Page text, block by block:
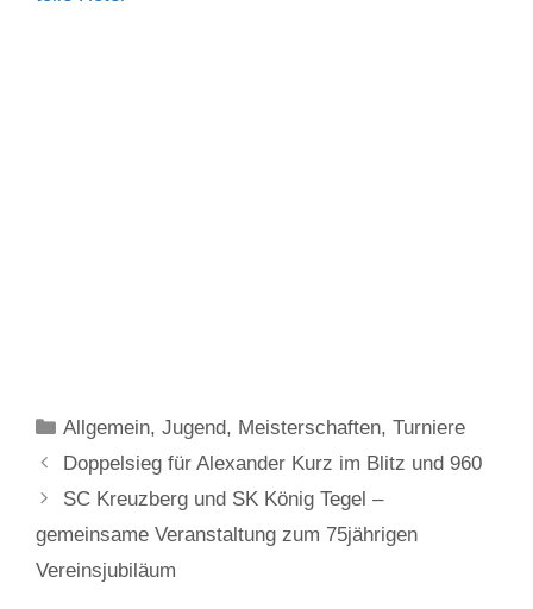
Kategorien
Allgemein,Jugend, Meisterschaften,Turniere
Doppelsieg für Alexander Kurz im Blitz und 960
SC Kreuzberg und SK König Tegel –
gemeinsame Veranstaltung zum 75jährigen
Vereinsjubiläum